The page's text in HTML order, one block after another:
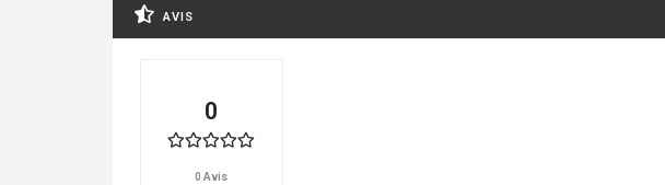
AVIS
0
0 Avis